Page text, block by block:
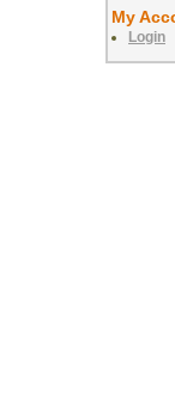
My
Login